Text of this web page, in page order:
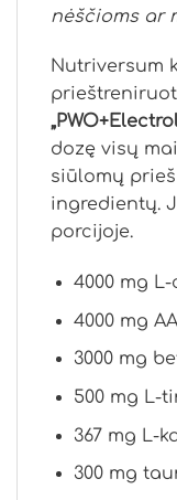
nėščioms ar
Nutriversum
dozę visų
siūlomų
ingredientų.
porcijoje.
4000 mg
4000 mg
3000 mg
500 mg L-
367 mg L-
300 mg